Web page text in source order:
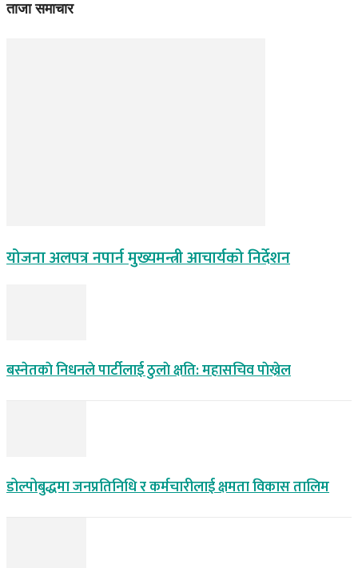
ताजा समाचार
योजना अलपत्र नपार्न मुख्यमन्त्री आचार्यको निर्देशन
बस्नेतकाे निधनले पार्टीलाई ठुलाे क्षति: महासचिव पाेख्रेल
डोल्पोबुद्धमा जनप्रतिनिधि र कर्मचारीलाई क्षमता विकास तालिम